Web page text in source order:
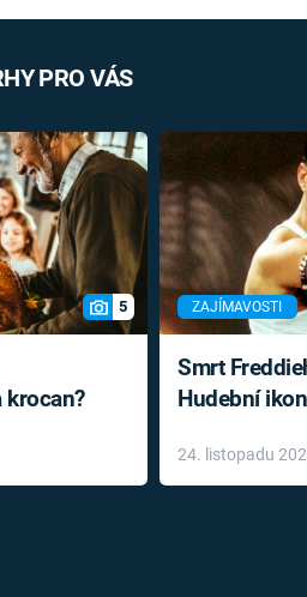
PRO VÁS
5 ZAJÍMAVOSTI
Smrt
Hudební
léky
24. listopadu